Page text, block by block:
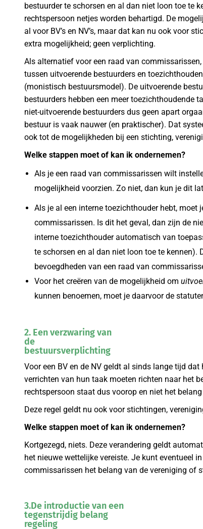
bestuurder te schorsen en al dan niet loon toe te
rechtspersoon netjes worden behartigd. De
al voor BV’s en NV’s, maar dat kan nu ook voor
extra mogelijkheid; geen verplichting.
Als alternatief voor een raad van
tussen uitvoerende bestuurders en
(monistisch bestuursmodel). De uitvoerende
bestuurders hebben een meer toezichthoudende
niet-uitvoerende bestuurders dus geen apart
bestuur is vaak nauwer (en praktischer). Dat
ook tot de mogelijkheden bij een stichting,
Welke stappen moet of kan ik ondernemen?
Als je een raad van commissarissen wilt
mogelijkheid voorzien. Zo niet, dan kun je dit
Als je al een interne toezichthouder hebt,
commissarissen. Is dit het geval, dan zijn de
interne toezichthouder automatisch van
te schorsen en al dan niet loon toe te
bevoegdheden van een raad van
Voor het creëren van de mogelijkheid om
kunnen benoemen, moet je daarvoor de
2. Een verzwaring van
de
bestuursverplichting
Voor een BV en de NV geldt al sinds lange tijd
verrichten van hun taak moeten richten naar het
rechtspersoon staat dus voorop en niet het
Deze regel geldt nu ook voor stichtingen,
Welke stappen moet of kan ik ondernemen?
Kortgezegd, niets. Deze verandering geldt
het nieuwe wettelijke vereiste. Je kunt eventueel
commissarissen het belang van de vereniging of
3.De introductie van een
tegenstrijdig belang
regeling